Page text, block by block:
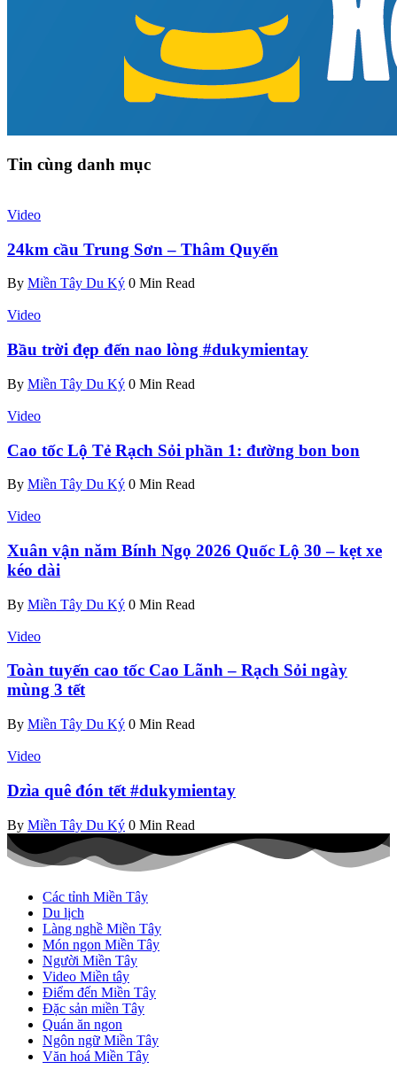
Tin cùng danh mục
Video
24km cầu Trung Sơn – Thâm Quyến
By Miền Tây Du Ký 0 Min Read
Video
Bầu trời đẹp đến nao lòng #dukymientay
By Miền Tây Du Ký 0 Min Read
Video
Cao tốc Lộ Tẻ Rạch Sỏi phần 1: đường bon bon
By Miền Tây Du Ký 0 Min Read
Video
Xuân vận năm Bính Ngọ 2026 Quốc Lộ 30 – kẹt xe
kéo dài
By Miền Tây Du Ký 0 Min Read
Video
Toàn tuyến cao tốc Cao Lãnh – Rạch Sỏi ngày
mùng 3 tết
By Miền Tây Du Ký 0 Min Read
Video
Dzìa quê đón tết #dukymientay
By Miền Tây Du Ký 0 Min Read
Các tỉnh Miền Tây
Du lịch
Làng nghề Miền Tây
Món ngon Miền Tây
Người Miền Tây
Video Miền tây
Điểm đến Miền Tây
Đặc sản miền Tây
Quán ăn ngon
Ngôn ngữ Miền Tây
Văn hoá Miền Tây